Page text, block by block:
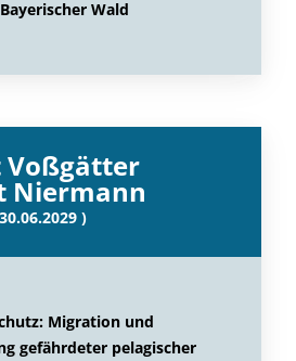
Wald
Voßgätter
Niermann
)
Migration und
gefährdeter pelagischer